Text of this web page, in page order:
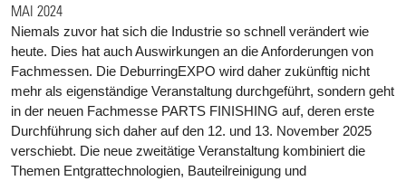
MAI 2024
Niemals zuvor hat sich die Industrie so schnell verändert wie
heute. Dies hat auch Auswirkungen an die Anforderungen von
Fachmessen. Die DeburringEXPO wird daher zukünftig nicht
mehr als eigenständige Veranstaltung durchgeführt, sondern geht
in der neuen Fachmesse PARTS FINISHING auf, deren erste
Durchführung sich daher auf den 12. und 13. November 2025
verschiebt. Die neue zweitätige Veranstaltung kombiniert die
Themen Entgrattechnologien, Bauteilreinigung und